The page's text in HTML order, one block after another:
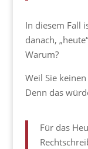
In diesem Fall
danach,
Warum?
Weil Sie
Denn das
Für das